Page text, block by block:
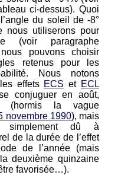
ci-dessus). Quoi
du soleil de -8°
nous utiliserons pour
(voir paragraphe
pouvons choisir
retenus pour les
Nous notons
effets ECS et ECL
conjuguer en août,
(hormis la vague
novembre 1990), mais
simplement dû à
de la durée de l’effet
de l’année (mais
deuxième quinzaine
favorisée…).